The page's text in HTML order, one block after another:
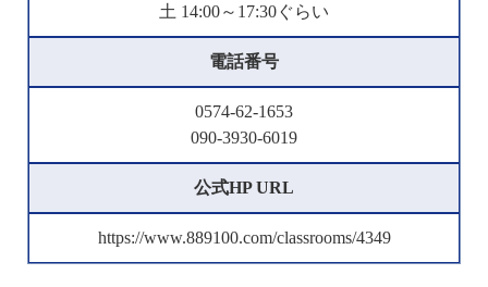
土 14:00～17:30ぐらい
電話番号
0574-62-1653
090-3930-6019
公式HP URL
https://www.889100.com/classrooms/4349